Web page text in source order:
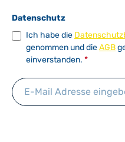
Datenschutz
Ich habe die
genommen und dieAGB
einverstanden. *